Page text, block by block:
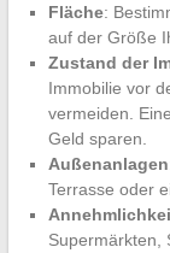
Fläche:
auf der Größe
Zustand der
Immobilie vor
vermeiden.
Geld sparen.
Außenanlagen
Terrasse oder
Supermärkten,